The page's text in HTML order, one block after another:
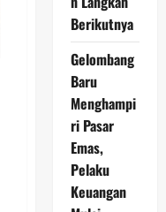
Berikutnya
Gelombang
Baru
Menghampi
ri Pasar
Emas,
Pelaku
Keuangan